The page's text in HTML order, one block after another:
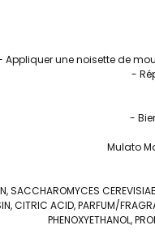
Appliquer une noisette de
-
-
Mulato
SACCHAROMYCES
CITRIC ACID, PARFUM/
PHENOXYETHANOL,